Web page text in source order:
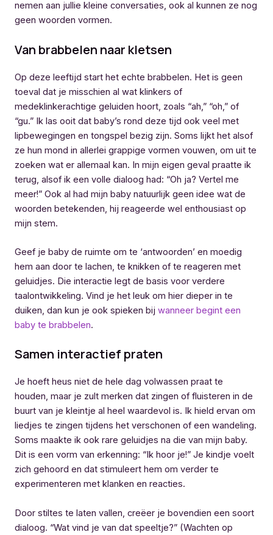
nemen aan jullie kleine conversaties, ook al kunnen ze nog
geen woorden vormen.
Van brabbelen naar kletsen
Op deze leeftijd start het echte brabbelen. Het is geen
toeval dat je misschien al wat klinkers of
medeklinkerachtige geluiden hoort, zoals “ah,” “oh,” of
“gu.” Ik las ooit dat baby’s rond deze tijd ook veel met
lipbewegingen en tongspel bezig zijn. Soms lijkt het alsof
ze hun mond in allerlei grappige vormen vouwen, om uit te
zoeken wat er allemaal kan. In mijn eigen geval praatte ik
terug, alsof ik een volle dialoog had: “Oh ja? Vertel me
meer!” Ook al had mijn baby natuurlijk geen idee wat de
woorden betekenden, hij reageerde wel enthousiast op
mijn stem.
Geef je baby de ruimte om te ‘antwoorden’ en moedig
hem aan door te lachen, te knikken of te reageren met
geluidjes. Die interactie legt de basis voor verdere
taalontwikkeling. Vind je het leuk om hier dieper in te
duiken, dan kun je ook spieken bij wanneer begint een
baby te brabbelen.
Samen interactief praten
Je hoeft heus niet de hele dag volwassen praat te
houden, maar je zult merken dat zingen of fluisteren in de
buurt van je kleintje al heel waardevol is. Ik hield ervan om
liedjes te zingen tijdens het verschonen of een wandeling.
Soms maakte ik ook rare geluidjes na die van mijn baby.
Dit is een vorm van erkenning: “Ik hoor je!” Je kindje voelt
zich gehoord en dat stimuleert hem om verder te
experimenteren met klanken en reacties.
Door stiltes te laten vallen, creëer je bovendien een soort
dialoog. “Wat vind je van dat speeltje?” (Wachten op